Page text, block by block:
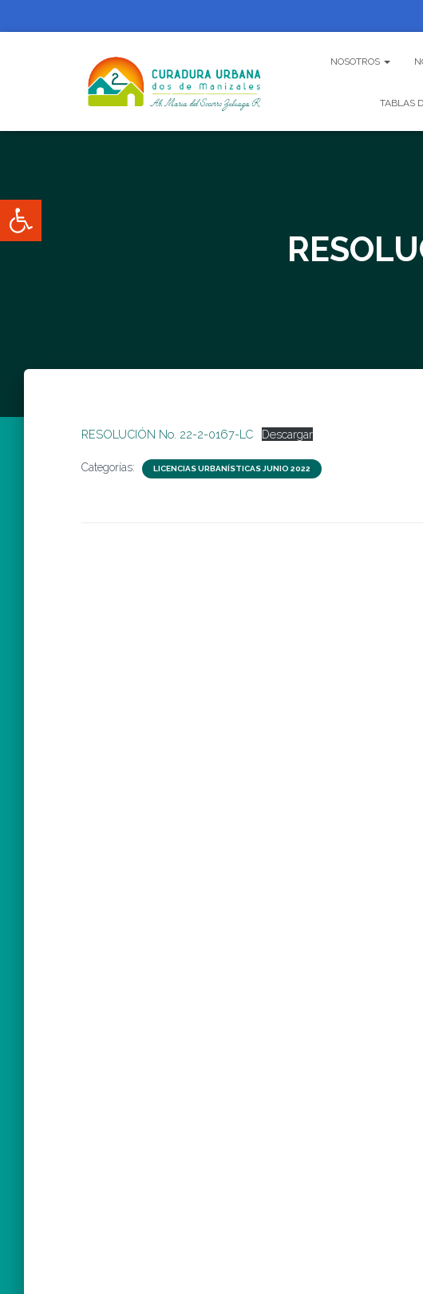
Abrir barra de herramientas
NOSOTROS
TABLAS
RESOLUCIÓN No. 22-2-0167-LC Descargar
Categorías: LICENCIAS URBANÍSTICAS JUNIO 2022